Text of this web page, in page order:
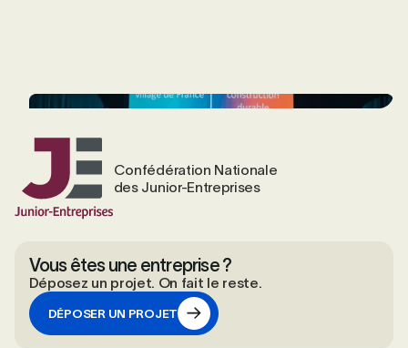
Confédération Nationale
des Junior-Entreprises
Vous êtes une entreprise ?
Déposez un projet. On fait le reste.
DÉPOSER UN PROJET